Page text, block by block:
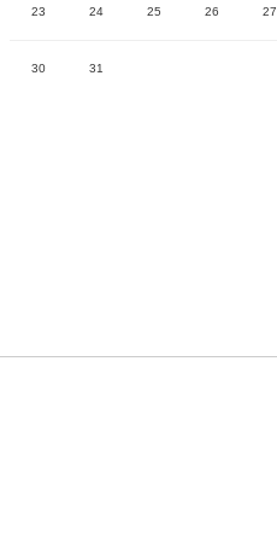
23 24 25 26 27
30 31